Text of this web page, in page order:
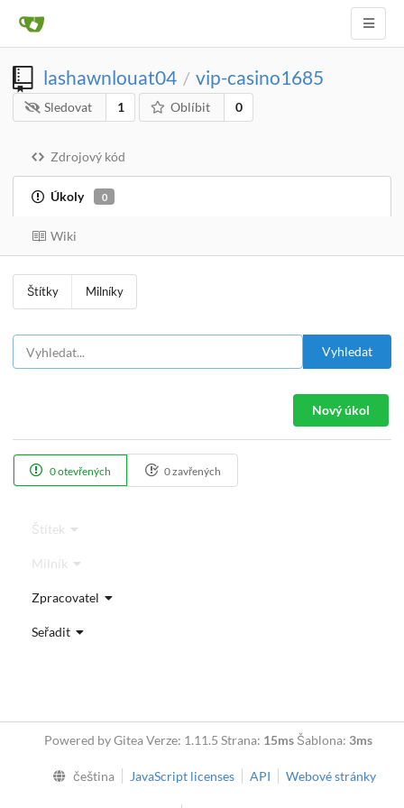
lashawnlouat04 / vip-casino1685
Sledovat 1 Oblíbit 0
Zdrojový kód
Úkoly 0
Wiki
Štítky Milníky
Vyhledat
Nový úkol
0 otevřených 0 zavřených
Štítek
Milník
Zpracovatel
Seřadit
Powered by Gitea Verze: 1.11.5 Strana: 15ms Šablona: 3ms
čeština JavaScript licenses API Webové stránky